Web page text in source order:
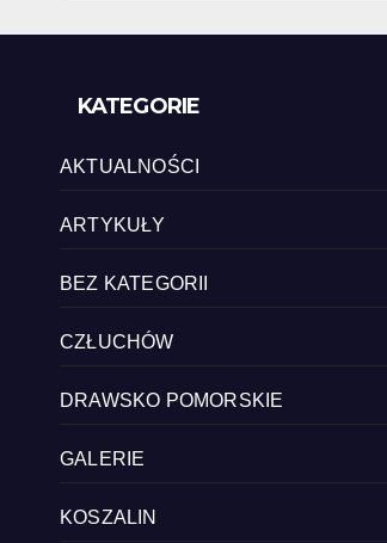
KATEGORIE
AKTUALNOŚCI
ARTYKUŁY
BEZ KATEGORII
CZŁUCHÓW
DRAWSKO POMORSKIE
GALERIE
KOSZALIN